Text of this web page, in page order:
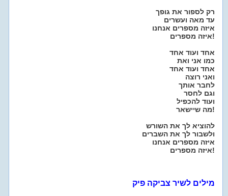
רק לספור את גופך
עד מאה ועשרים
איזה מספרים אנחנו
איזה מספרים!
אחד ועוד אחד
כמו אני ואת
אחד ועוד אחד
ואני רוצה
לחבר אותך
וגם לחסר
ועוד להכפיל
מה שיישאר!
להוציא לך את השורש
ולשבור לך את השברים
איזה מספרים אנחנו
איזה מספרים!
מילים לשיר צביקה פיק